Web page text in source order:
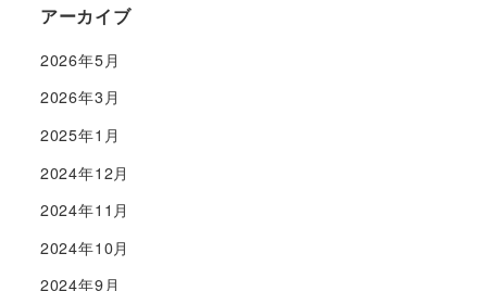
アーカイブ
2026年5月
2026年3月
2025年1月
2024年12月
2024年11月
2024年10月
2024年9月